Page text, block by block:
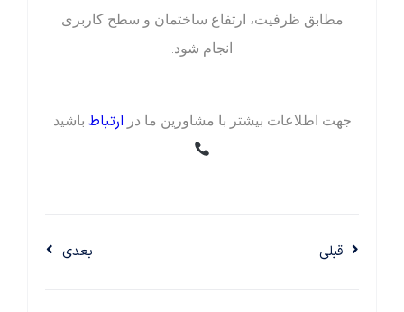
مطابق ظرفیت، ارتفاع ساختمان و سطح کاربری
انجام شود.
——
جهت اطلاعات بیشتر با مشاورین ما در ارتباط باشید
قبلی بعدی